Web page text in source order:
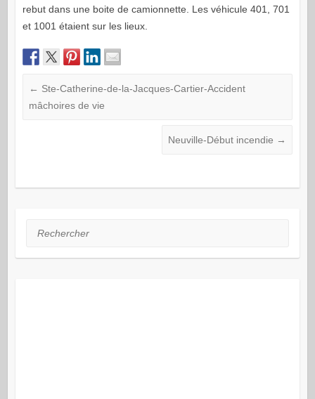
rebut dans une boite de camionnette. Les véhicule 401, 701
et 1001 étaient sur les lieux.
← Ste-Catherine-de-la-Jacques-Cartier-Accident
mâchoires de vie
Neuville-Début incendie →
Rechercher